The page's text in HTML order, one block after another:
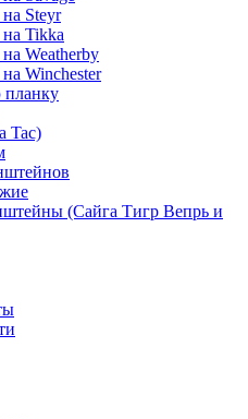
Steyr
Tikka
Weatherby
Winchester
Tac)
(Сайга Тигр Вепрь и